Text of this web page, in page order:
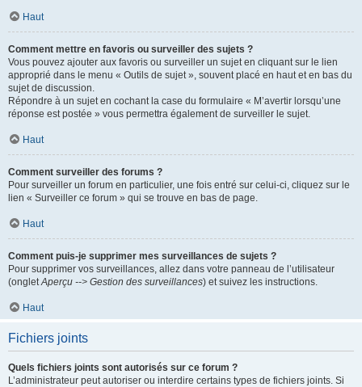
Haut
Comment mettre en favoris ou surveiller des sujets ?
Vous pouvez ajouter aux favoris ou surveiller un sujet en cliquant sur le lien
approprié dans le menu « Outils de sujet », souvent placé en haut et en bas du
sujet de discussion.
Répondre à un sujet en cochant la case du formulaire « M’avertir lorsqu’une
réponse est postée » vous permettra également de surveiller le sujet.
Haut
Comment surveiller des forums ?
Pour surveiller un forum en particulier, une fois entré sur celui-ci, cliquez sur le
lien « Surveiller ce forum » qui se trouve en bas de page.
Haut
Comment puis-je supprimer mes surveillances de sujets ?
Pour supprimer vos surveillances, allez dans votre panneau de l’utilisateur
(ongletAperçu --> Gestion des surveillances) et suivez les instructions.
Haut
Fichiers joints
Quels fichiers joints sont autorisés sur ce forum ?
L’administrateur peut autoriser ou interdire certains types de fichiers joints. Si